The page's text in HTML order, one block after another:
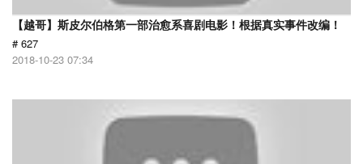
【越哥】斯皮尔伯格第一部治愈系喜剧电影！根据真实事件改编！
# 627
2018-10-23 07:34